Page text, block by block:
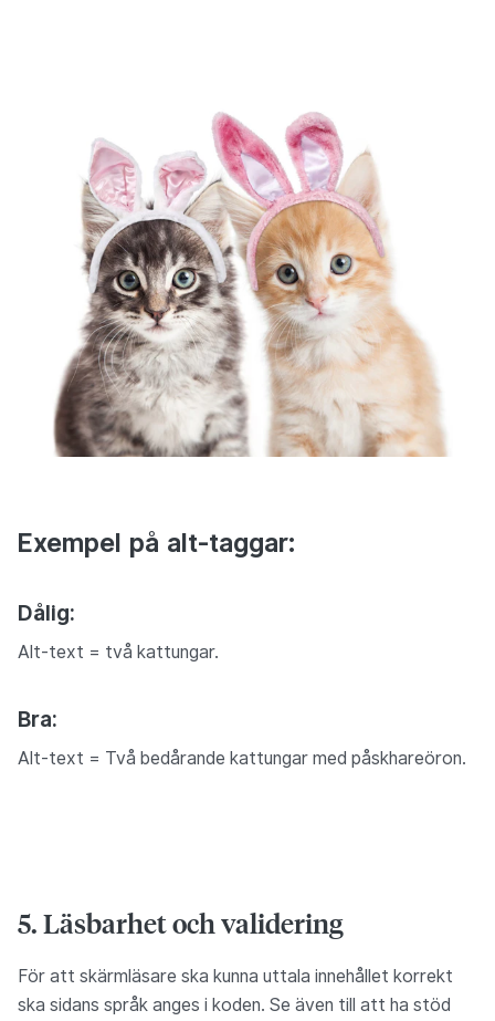
Exempel på alt-taggar:
Dålig:
Alt-text = två kattungar.
Bra:
Alt-text = Två bedårande kattungar med påskhareöron.
5. Läsbarhet och validering
För att skärmläsare ska kunna uttala innehållet korrekt
ska sidans språk anges i koden. Se även till att ha stöd